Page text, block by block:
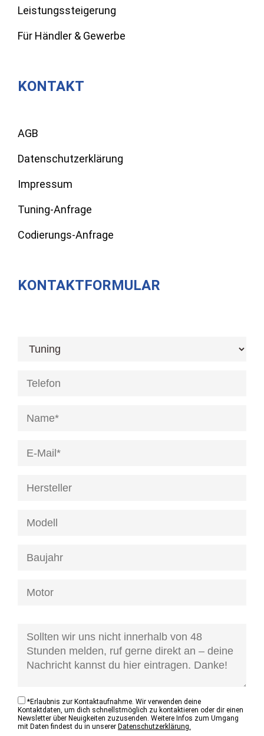
Leistungssteigerung
Für Händler & Gewerbe
KONTAKT
AGB
Datenschutzerklärung
Impressum
Tuning-Anfrage
Codierungs-Anfrage
KONTAKTFORMULAR
*Erlaubnis zur Kontaktaufnahme. Wir verwenden deine
Kontaktdaten, um dich schnellstmöglich zu kontaktieren oder dir einen
Newsletter über Neuigkeiten zuzusenden. Weitere Infos zum Umgang
mit Daten findest du in unserer Datenschutzerklärung.